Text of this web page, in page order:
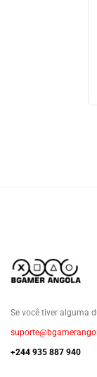
Se você tiver alguma
+244 935 887 940